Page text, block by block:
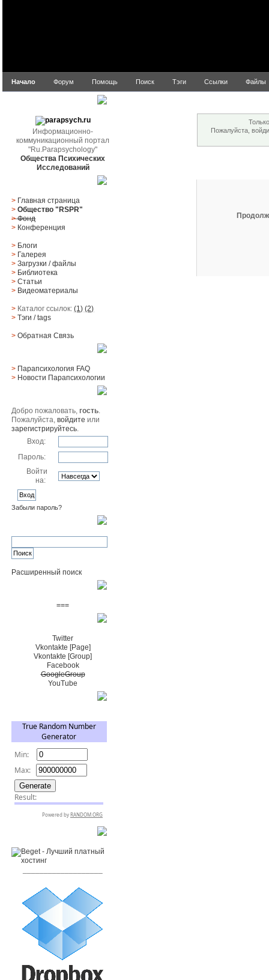
Начало Форум Помощь Поиск Тэги Ссылки Файлы
Информационно-
коммуникационный портал
"Ru.Parapsychology"
Общества Психических
Исследований
> Главная страница
> Общество "RSPR"
> Фонд
> Конференция
> Блоги
> Галерея
> Загрузки/файлы
> Библиотека
> Статьи
> Видеоматериалы
> Каталог ссылок:(1) (2)
> Тэги/ tags
> Обратная Cвязь
> Парапсихология FAQ
> Новости Парапсихологии
Добро пожаловать,гость.
Пожалуйста,войдите или
зарегистрируйтесь.
Вход:
Пароль:
Войти
на:
Забыли пароль?
Расширенный поиск
===
Twitter
Vkontakte [Page]
Vkontakte [Group]
Facebook
GoogleGroup
YouTube
Пожалуйста,